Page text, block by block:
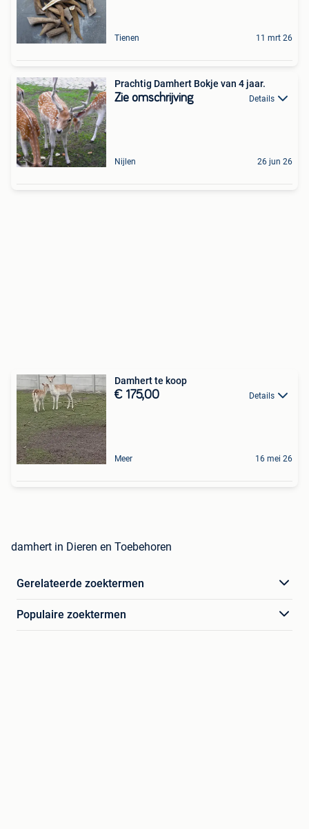
Tienen 11 mrt 26
Prachtig Damhert Bokje van 4 jaar.
Zie omschrijving Details
Nijlen 26 jun 26
Damhert te koop
€ 175,00 Details
Meer 16 mei 26
damhert in Dieren en Toebehoren
Gerelateerde zoektermen
Populaire zoektermen